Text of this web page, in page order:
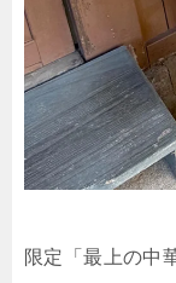
限定「最上の中